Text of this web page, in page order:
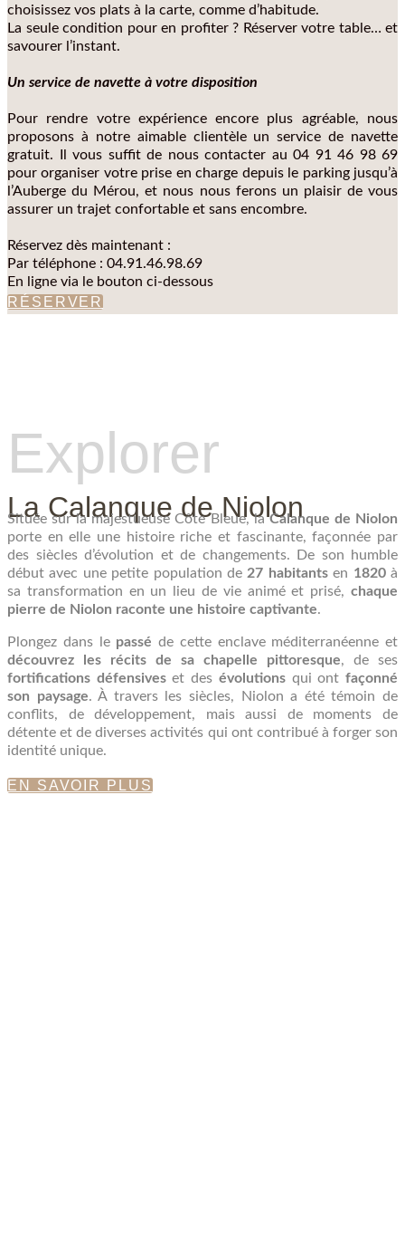
choisissez vos plats à la carte, comme d’habitude.
La seule condition pour en profiter ? Réserver votre table… et
savourer l’instant.
Un service de navette à votre disposition
Pour rendre votre expérience encore plus agréable, nous
proposons à notre aimable clientèle un service de navette
gratuit. Il vous suffit de nous contacter au 04 91 46 98 69
pour organiser votre prise en charge depuis le parking jusqu’à
l’Auberge du Mérou, et nous nous ferons un plaisir de vous
assurer un trajet confortable et sans encombre.
Réservez dès maintenant :
Par téléphone : 04.91.46.98.69
En ligne via le bouton ci-dessous
RÉSERVER
Explorer
La Calanque de Niolon
Située sur la majestueuse Côte Bleue, laCalanque de Niolon
porte en elle une histoire riche et fascinante, façonnée par
des siècles d’évolution et de changements. De son humble
début avec une petite population de 27 habitantsen 1820à
sa transformation en un lieu de vie animé et prisé, chaque
pierre de Niolon raconte une histoire captivante.
Plongez dans le passé de cette enclave méditerranéenne et
découvrez les récits de sa chapelle pittoresque, de ses
fortifications défensiveset des évolutionsqui ontfaçonné
son paysage. À travers les siècles, Niolon a été témoin de
conflits, de développement, mais aussi de moments de
détente et de diverses activités qui ont contribué à forger son
identité unique.
EN SAVOIR PLUS